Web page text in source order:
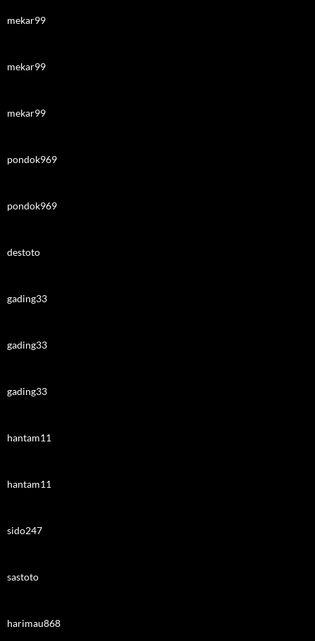
mekar99
mekar99
mekar99
pondok969
pondok969
destoto
gading33
gading33
gading33
hantam11
hantam11
sido247
sastoto
harimau868